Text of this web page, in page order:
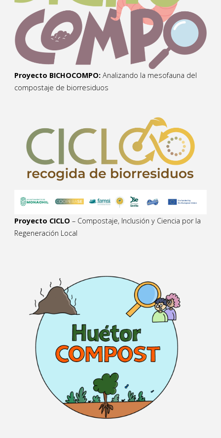
Proyecto BICHOCOMPO: Analizando la mesofauna del
compostaje de biorresiduos
Proyecto CICLO – Compostaje, Inclusión y Ciencia por la
Regeneración Local